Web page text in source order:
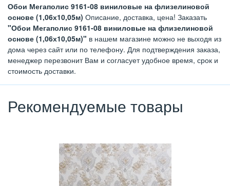
Обои Мегаполис 9161-08 виниловые на флизелиновой
основе (1,06х10,05м) Описание, доставка, цена! Заказать
"Обои Мегаполис 9161-08 виниловые на флизелиновой
основе (1,06х10,05м)" в нашем магазине можно не выходя из
дома через сайт или по телефону. Для подтверждения заказа,
менеджер перезвонит Вам и согласует удобное время, срок и
стоимость доставки.
Рекомендуемые товары